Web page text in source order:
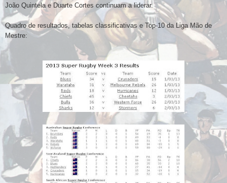
João Quintela e Duarte Cortes continuam a liderar.
Quadrode resultados, tabelas classificativas e Top-10 da Liga Mão de
Mestre: